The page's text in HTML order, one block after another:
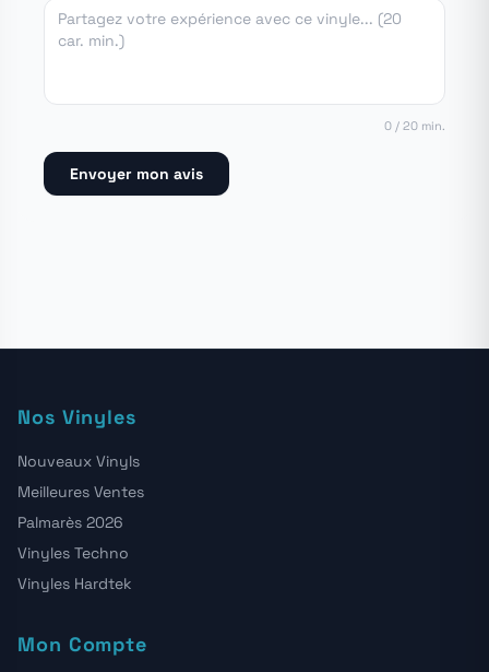
0 / 20 min.
Envoyer mon avis
Nos Vinyles
Nouveaux Vinyls
Meilleures Ventes
Palmarès 2026
Vinyles Techno
Vinyles Hardtek
Mon Compte